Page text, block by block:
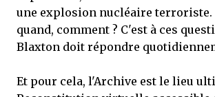
une explosion nucléaire terroriste.
quand, comment ? C'est à ces
Blaxton doit répondre
Et pour cela, l'Archive est le lieu